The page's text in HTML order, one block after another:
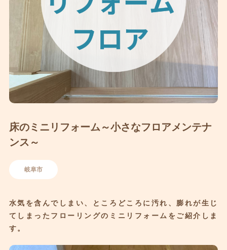
床のミニリフォーム～小さなフロアメンテナ
ンス～
岐阜市
水気を含んでしまい、ところどころに汚れ、膨れが生じ
てしまったフローリングのミニリフォームをご紹介しま
す。